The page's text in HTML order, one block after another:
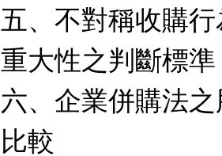
五、不對稱收購
重大性之判斷標準
六、企業併購法
比較